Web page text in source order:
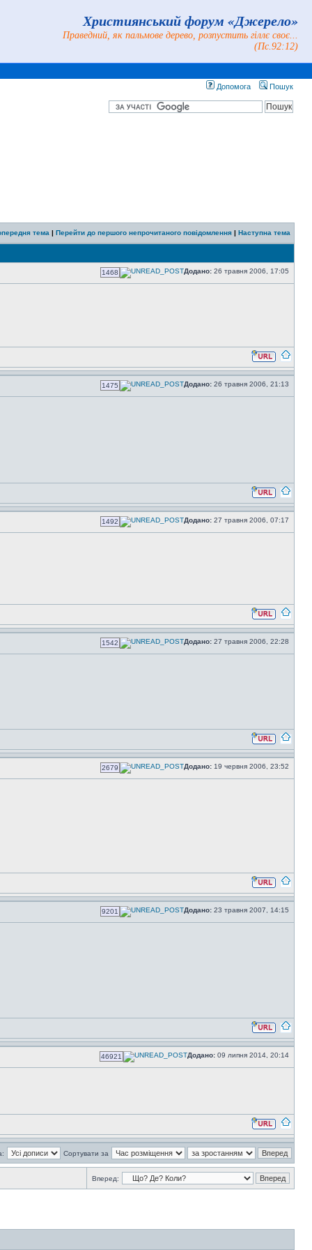
Християнський форум «Джерело»
Праведний, як пальмове дерево, розпустить гіллє своє...
(Пс.92:12)
Допомога Пошук
тема | Перейти до першого непрочитаного повідомлення | Наступна тема
1468 Додано: 26 травня 2006, 17:05
1475 Додано: 26 травня 2006, 21:13
1492 Додано: 27 травня 2006, 07:17
1542 Додано: 27 травня 2006, 22:28
2679 Додано: 19 червня 2006, 23:52
9201 Додано: 23 травня 2007, 14:15
46921 Додано: 09 липня 2014, 20:14
Сортувати за
Вперед: